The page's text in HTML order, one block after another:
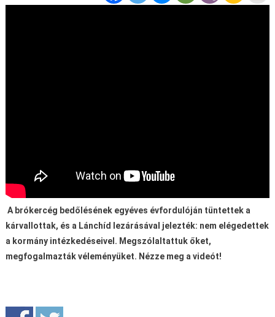
A brókercég bedőlésének egyéves évfordulóján tüntettek a
kárvallottak, és a Lánchíd lezárásával jelezték: nem elégedettek
a kormány intézkedéseivel. Megszólaltattuk őket,
megfogalmazták véleményüket. Nézze meg a videót!